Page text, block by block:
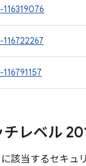
116319076
116722267
116791157
チレベル
該当するセキュ